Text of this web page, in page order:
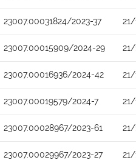
23007.00031824/2023-37
23007.00015909/2024-29
23007.00016936/2024-42
23007.00019579/2024-7
23007.00028967/2023-61
23007.00029967/2023-27